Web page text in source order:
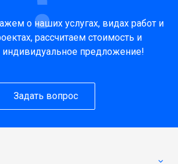
о наших услугах, видах работ и
рассчитаем стоимость и
индивидуальное предложение!
Задать вопрос